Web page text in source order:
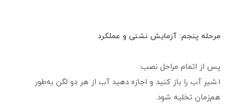
مرحله پنجم: آزمایش نشتی و عملکرد
پس از اتمام مراحل نصب:
1.شیر آب را باز کنید و اجازه دهید آب از هر دو لگن به‌طور
هم‌زمان تخلیه شود.